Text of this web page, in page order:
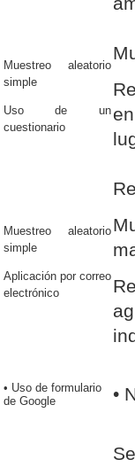
Muestreo aleatorio
simple
Uso de un
cuestionario
Muestreo aleatorio
simple
Aplicación por correo
electrónico
• Uso de formulario
de Google
•